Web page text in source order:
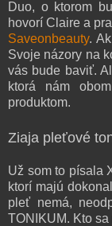
Duo, o ktorom
hovorí Claire a
Saveonbeauty.
Svoje názory na
vás bude baviť.
ktorá nám
produktom.
Ziaja pleťové to
Už som to písala
ktorí majú d
pleť nemá,
TONIKUM. Kto